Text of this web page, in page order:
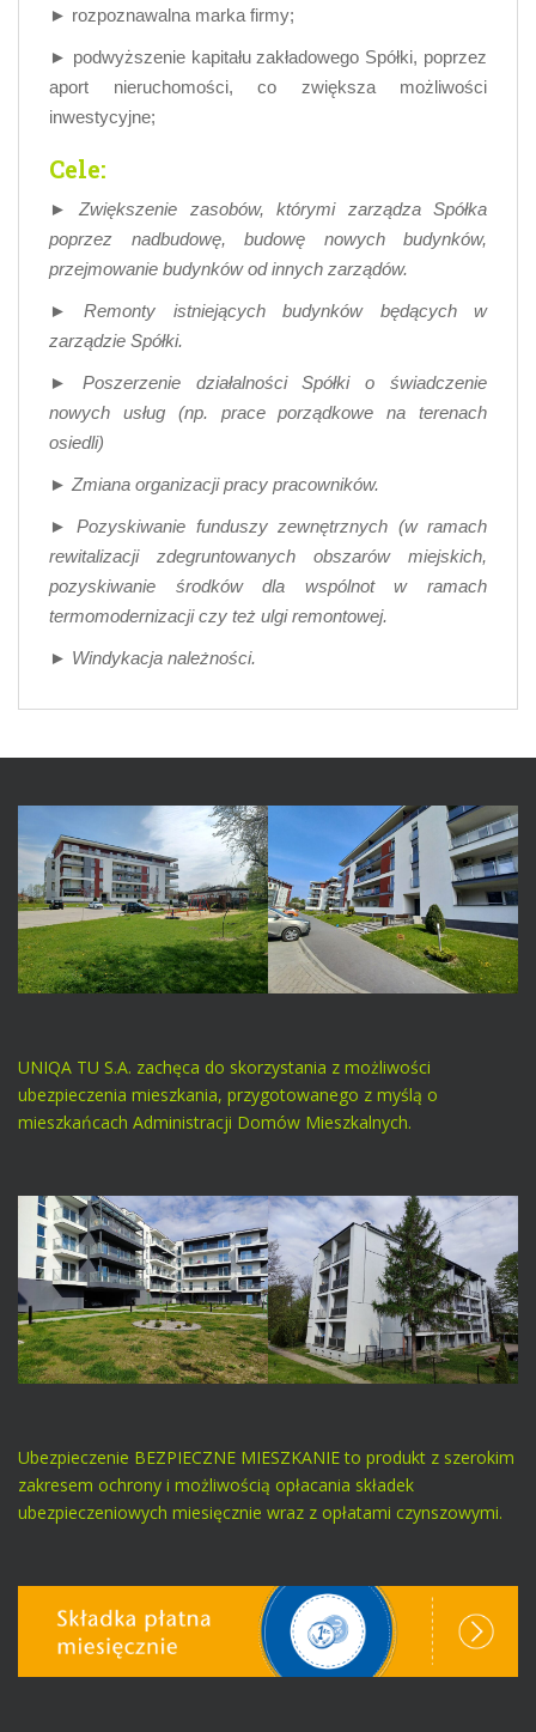
► rozpoznawalna marka firmy;
► podwyższenie kapitału zakładowego Spółki, poprzez
aport nieruchomości, co zwiększa możliwości
inwestycyjne;
Cele:
► Zwiększenie zasobów, którymi zarządza Spółka
poprzez nadbudowę, budowę nowych budynków,
przejmowanie budynków od innych zarządów.
► Remonty istniejących budynków będących w
zarządzie Spółki.
► Poszerzenie działalności Spółki o świadczenie
nowych usług (np. prace porządkowe na terenach
osiedli)
► Zmiana organizacji pracy pracowników.
► Pozyskiwanie funduszy zewnętrznych (w ramach
rewitalizacji zdegruntowanych obszarów miejskich,
pozyskiwanie środków dla wspólnot w ramach
termomodernizacji czy też ulgi remontowej.
► Windykacja należności.
UNIQA TU S.A. zachęca do skorzystania z możliwości
ubezpieczenia mieszkania, przygotowanego z myślą o
mieszkańcach Administracji Domów Mieszkalnych.
Ubezpieczenie BEZPIECZNE MIESZKANIE to produkt z szerokim
zakresem ochrony i możliwością opłacania składek
ubezpieczeniowych miesięcznie wraz z opłatami czynszowymi.